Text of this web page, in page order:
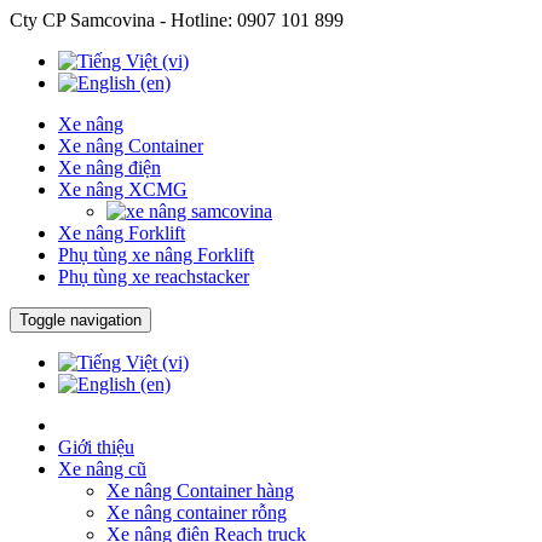
Cty CP Samcovina - Hotline: 0907 101 899
Xe nâng
Xe nâng Container
Xe nâng điện
Xe nâng XCMG
Xe nâng Forklift
Phụ tùng xe nâng Forklift
Phụ tùng xe reachstacker
Toggle navigation
Giới thiệu
Xe nâng cũ
Xe nâng Container hàng
Xe nâng container rỗng
Xe nâng điện Reach truck